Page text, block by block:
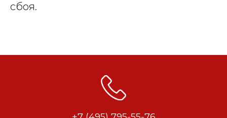
сбоя.